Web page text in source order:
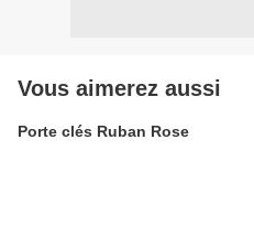
Vous aimerez aussi
Porte clés Ruban Rose